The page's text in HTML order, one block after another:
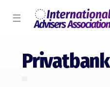
☰
Privatbank